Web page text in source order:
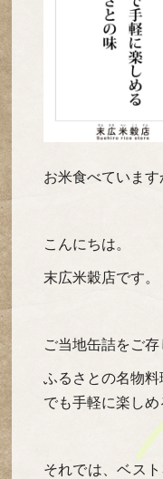
お米食べています
こんにちは。
末広米穀店です。
ご当地缶詰をご存
ふるさとの名物
でも手軽に楽しめ
それでは、ベス